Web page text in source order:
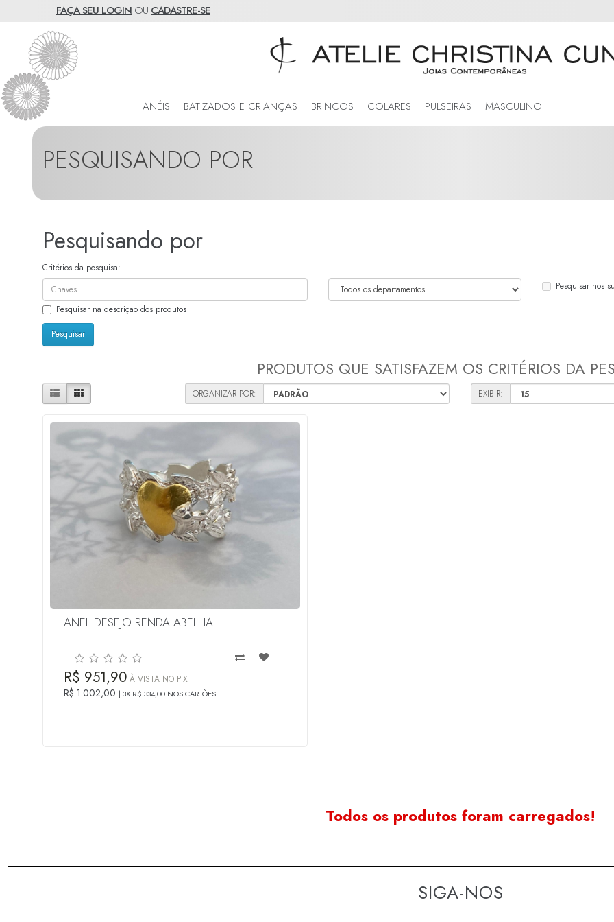
FAÇA SEU LOGIN OU CADASTRE-SE
ANÉIS BATIZADOS E CRIANÇAS BRINCOS COLARES PULSEIRAS MASCULINO
PESQUISANDO POR
Pesquisando por
Critérios da pesquisa:
Pesquisar nos
Pesquisar na descrição dos produtos
PRODUTOS QUE SATISFAZEM OS CRITÉRIOS DA
ORGANIZAR POR: EXIBIR:
ANEL DESEJO RENDA ABELHA
R$ 951,90 À VISTA NO PIX
R$ 1.002,00 3X R$ 334,00 NOS CARTÕES
Todos os produtos foram carregados!
SIGA-NOS